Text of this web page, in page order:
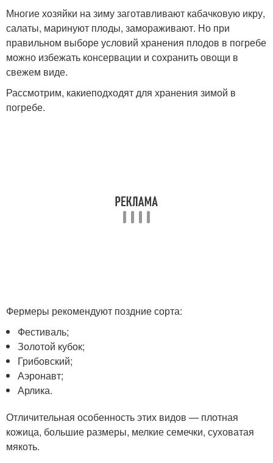
Многие хозяйки на зиму заготавливают кабачковую икру,
салаты, маринуют плоды, замораживают. Но при
правильном выборе условий хранения плодов в погребе
можно избежать консервации и сохранить овощи в
свежем виде.
Рассмотрим, какиеподходят для хранения зимой в
погребе.
Фермеры рекомендуют поздние сорта:
Фестиваль;
Золотой кубок;
Грибовский;
Аэронавт;
Арлика.
Отличительная особенность этих видов — плотная
кожица, большие размеры, мелкие семечки, суховатая
мякоть.